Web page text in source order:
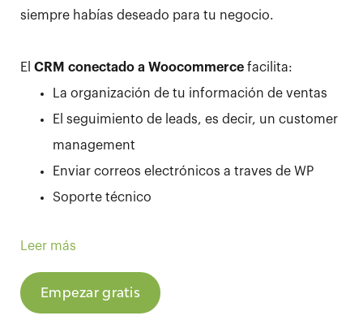
siempre habías deseado para tu negocio.
El CRM conectado a Woocommerce facilita:
La organización de tu información de ventas
El seguimiento de leads, es decir, un customer
management
Enviar correos electrónicos a traves de WP
Soporte técnico
tanto, alcanzar tus objetivos. Este Woocommerce
customer relationship manager, no solo te facilitará
Leer más
Empezar gratis